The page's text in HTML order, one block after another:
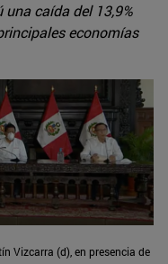
una caída del 13,9%
economías
Vizcarra (d), en presencia de